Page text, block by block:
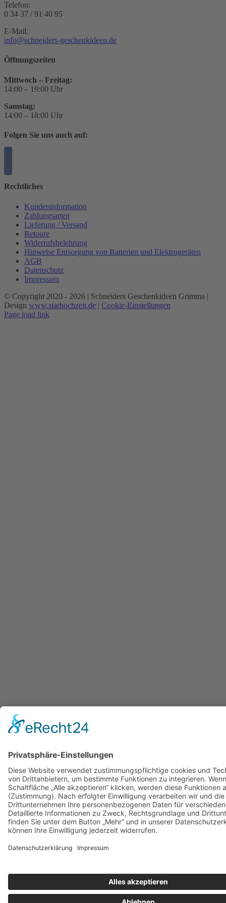
Telefon:
0 34 37 / 91 40 95
E-Mail:
info@schneiders-geschenkideen.de
Öffnungszeiten
Mittwoch – Freitag:
14:00 – 19:00 Uhr
Samstag:
14:00 – 18:00 Uhr
Folgen Sie uns auch auf:
Rechtliches
Kundeninformation
Zahlungsarten
Lieferung / Versand
Retoure
Widerrufsbelehrung
Hinweise Entsorgung von Batterien und Elektrogeräten
AGB
Datenschutz
Impressum
© Copyright 2020 - 2026 | Schneiders Geschenkideen Grimma |
Design www.starhochzeit.de | Cookie-Einstellungen
Page load link